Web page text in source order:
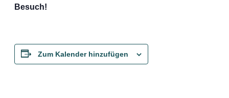
Besuch!
Zum Kalender hinzufügen